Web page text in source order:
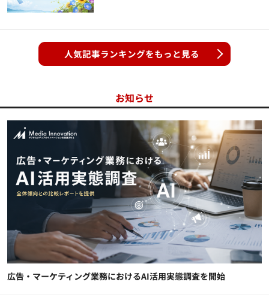
人気記事ランキングをもっと見る
お知らせ
広告・マーケティング業務におけるAI活用実態調査を開始